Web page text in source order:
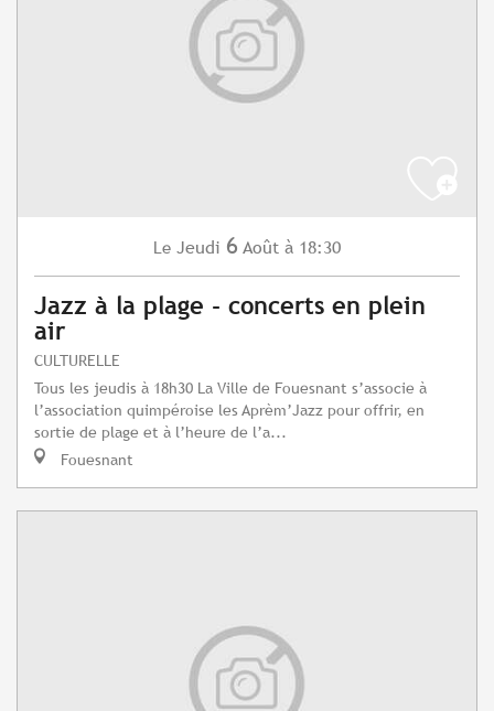
Le Jeudi 6 Août à 18:30
Jazz à la plage - concerts en plein
air
CULTURELLE
Tous les jeudis à 18h30 La Ville de Fouesnant s’associe à
l’association quimpéroise les Aprèm’Jazz pour offrir, en
sortie de plage et à l’heure de l’a...
Fouesnant